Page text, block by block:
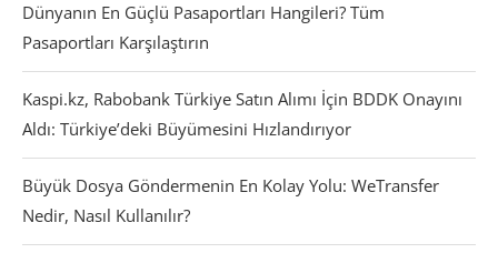
Dünyanın En Güçlü Pasaportları Hangileri? Tüm
Pasaportları Karşılaştırın
Kaspi.kz, Rabobank Türkiye Satın Alımı İçin BDDK Onayını
Aldı: Türkiye’deki Büyümesini Hızlandırıyor
Büyük Dosya Göndermenin En Kolay Yolu: WeTransfer
Nedir, Nasıl Kullanılır?